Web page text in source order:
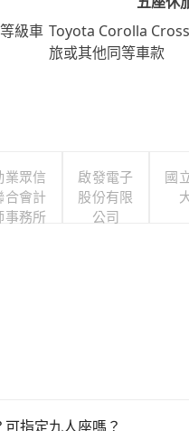
級車 Toyota Corolla
旅或其他同等車款
業眾信
合會計
事務所
啟發電子
股份有限
公司
國
指定九人座嗎？